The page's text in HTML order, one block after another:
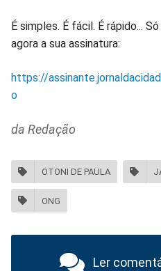
É simples. É fácil. É rápido...
agora a sua assinatura:
https://
o
da Redação
OTONI DE PAULA
ONG
Ler